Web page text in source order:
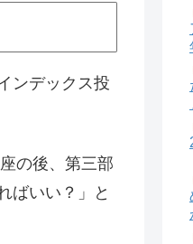
ンデックス投
の後、第三部
ばいい？」と